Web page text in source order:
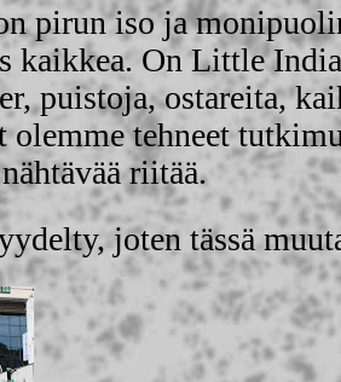
pirun iso ja
kaikkea. On Little
puistoja, ostareita,
tehneet
riitää.
joten tässä